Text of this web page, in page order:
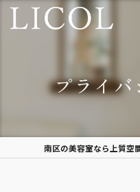
プライ
南区の美容室なら上質空